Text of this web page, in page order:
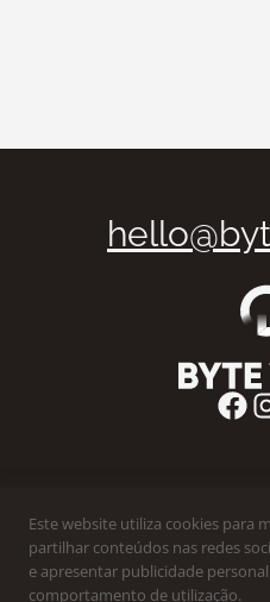
Política de
Termos e
Este website utiliza cookies para
partilhar conteúdos nas redes
e apresentar publicidade
comportamento de utilização.